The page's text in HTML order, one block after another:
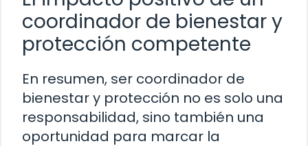
coordinador de bienestar y
protección competente
En resumen, ser coordinador de
bienestar y protección no es solo una
responsabilidad, sino también una
oportunidad para marcar la